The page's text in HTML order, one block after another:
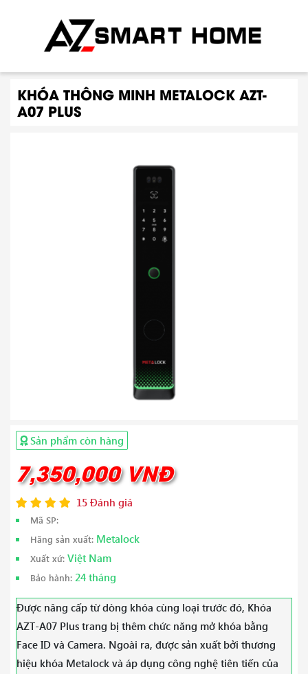
KHÓA THÔNG MINH METALOCK AZT-
A07 PLUS
Sản phẩm còn hàng
7,350,000 VNĐ
15 Đánh giá
Mã SP:
Hãng sản xuất: Metalock
Xuất xứ: Việt Nam
Bảo hành: 24 tháng
Được nâng cấp từ dòng khóa cùng loại trước đó, Khóa
AZT-A07 Plus trang bị thêm chức năng mở khóa bằng
Face ID và Camera. Ngoài ra, được sản xuất bởi thương
hiệu khóa Metalock và áp dụng công nghệ tiên tiến của